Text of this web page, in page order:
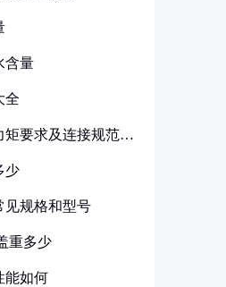
含量
全
要求及连接规范详
少
见规格和型号
重多少
能如何